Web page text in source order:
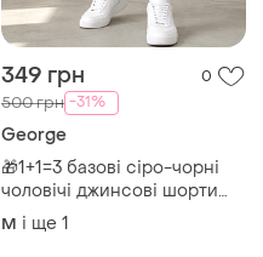
349 грн 0
500 грн -31%
George
🎁1+1=3 базові сіро-чорні
чоловічі джинсові шорти
george, розмір 46 - 48
M і ще 1